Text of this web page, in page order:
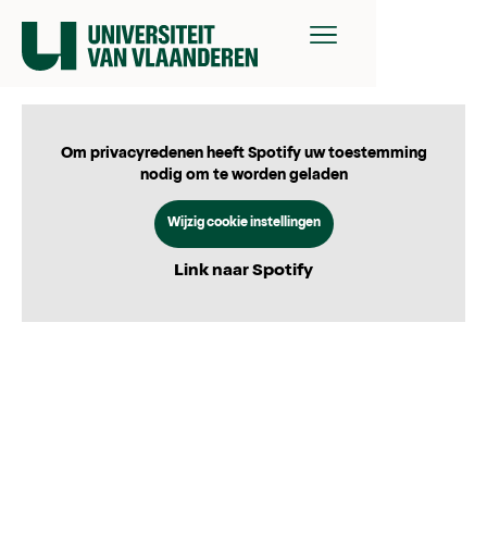
Om privacyredenen heeft Spotify uw toestemming
nodig om te worden geladen
Wijzig cookie instellingen
Link naar Spotify